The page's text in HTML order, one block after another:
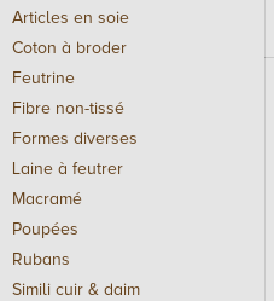
Articles en soie
Coton à broder
Feutrine
Fibre non-tissé
Formes diverses
Laine à feutrer
Macramé
Poupées
Rubans
Simili cuir & daim